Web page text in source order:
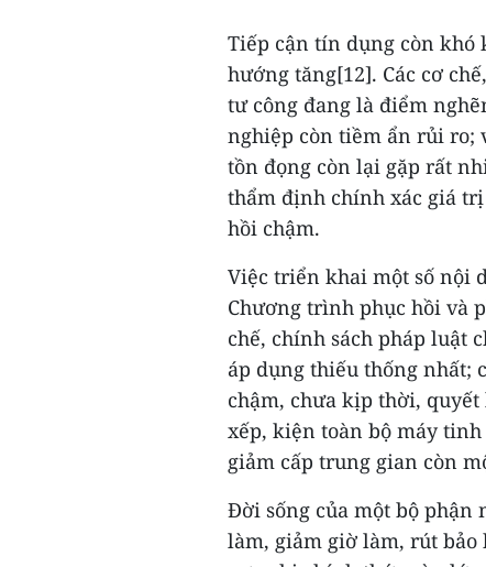
Tiếp cận tín dụng còn khó
hướng tăng[12]. Các cơ
tư công đang là điểm
nghiệp còn tiềm ẩn rủi ro;
tồn đọng còn lại gặp rất
thẩm định chính xác giá
hồi chậm.
Việc triển khai một số nội
Chương trình phục hồi và
chế, chính sách pháp luật
áp dụng thiếu thống nhất;
chậm, chưa kịp thời,
xếp, kiện toàn bộ máy
giảm cấp trung gian còn
Đời sống của một bộ phận
làm, giảm giờ làm, rút bảo